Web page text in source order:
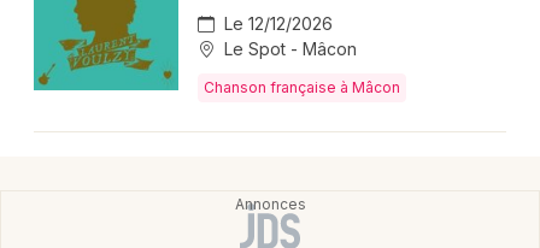
Le 12/12/2026
Le Spot - Mâcon
Chanson française à Mâcon